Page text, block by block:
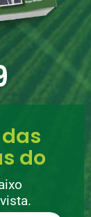
do